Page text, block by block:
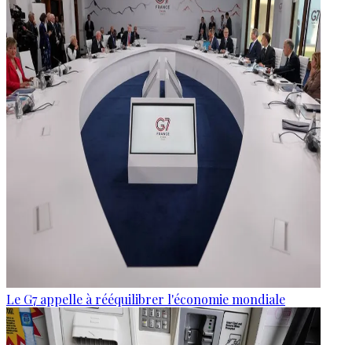
Le G7 appelle à rééquilibrer l'économie mondiale